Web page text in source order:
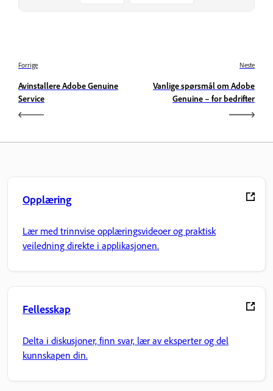
Forrige
Avinstallere Adobe Genuine
Service
Neste
Vanlige spørsmål om Adobe
Genuine – for bedrifter
Opplæring
Lær med trinnvise opplæringsvideoer og praktisk
veiledning direkte i applikasjonen.
Fellesskap
Delta i diskusjoner, finn svar, lær av eksperter og del
kunnskapen din.